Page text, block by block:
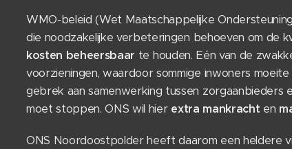
WMO-beleid (Wet Maatschappelijke
die noodzakelijke verbeteringen behoeven om de
kosten beheersbaar te houden. Eén van de
voorzieningen, waardoor sommige inwoners
gebrek aan samenwerking tussen
moet stoppen. ONS wil hier extra mankracht en
ONS Noordoostpolder heeft daarom een heldere